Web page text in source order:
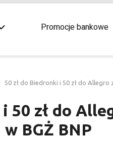
Promocje bankowe
50 zł do Biedronki i 50 zł do Allegro
50 zł do
BGŻ BNP